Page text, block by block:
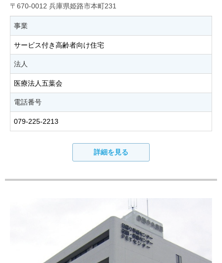
〒670-0012 兵庫県姫路市本町231
事業
サービス付き高齢者向け住宅
法人
医療法人五葉会
電話番号
079-225-2213
詳細を見る